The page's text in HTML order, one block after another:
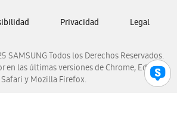
Samsung Venezuela
Todos los Derechos Reservados.
en las últimas versiones de Chrome, Edge,
Safari y Mozilla Firefox.
Privacidad Legal